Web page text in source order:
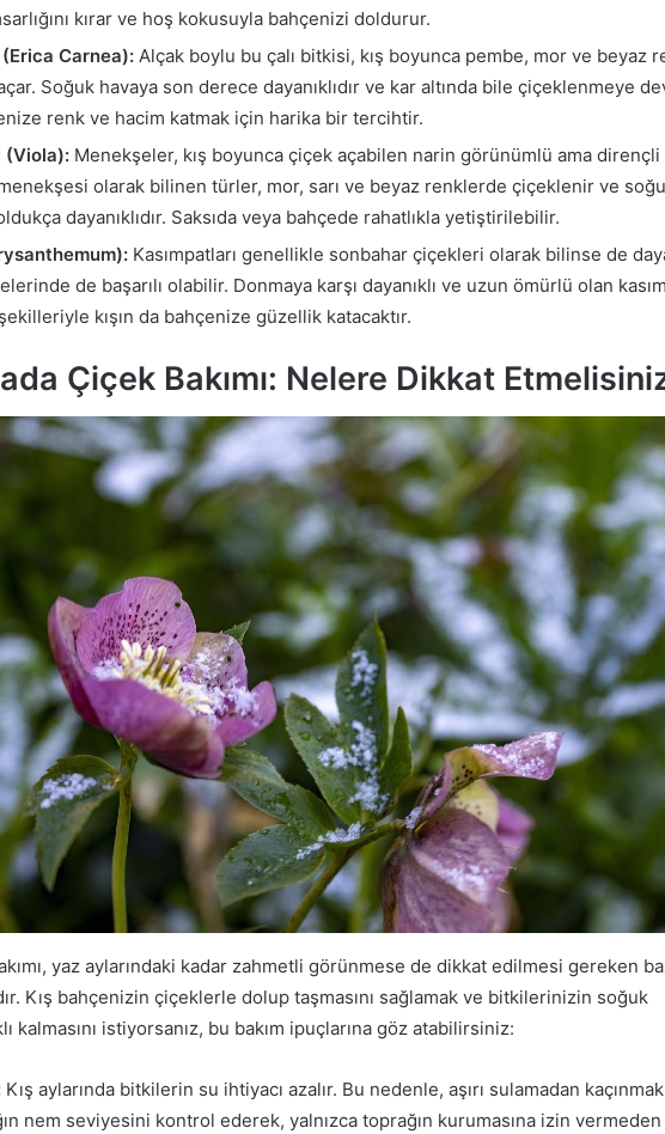
kırar ve hoş kokusuyla bahçenizi doldurur.
(Erica Carnea): Alçak boylu bu çalı bitkisi, kış boyunca pembe, mor ve beyaz
Soğuk havaya son derece dayanıklıdır ve kar altında bile çiçeklenmeye
renk ve hacim katmak için harika bir tercihtir.
(Viola): Menekşeler, kış boyunca çiçek açabilen narin görünümlü ama dirençli
olarak bilinen türler, mor, sarı ve beyaz renklerde çiçeklenir ve
dayanıklıdır. Saksıda veya bahçede rahatlıkla yetiştirilebilir.
Kasımpatları genellikle sonbahar çiçekleri olarak bilinse de
de başarılı olabilir. Donmaya karşı dayanıklı ve uzun ömürlü olan
kışın da bahçenize güzellik katacaktır.
Çiçek Bakımı: Nelere Dikkat
yaz aylarındaki kadar zahmetli görünmese de dikkat edilmesi gereken
Kış bahçenizin çiçeklerle dolup taşmasını sağlamak ve bitkilerinizin soğuk
kalmasını istiyorsanız, bu bakım ipuçlarına göz atabilirsiniz:
Kış aylarında bitkilerin su ihtiyacı azalır. Bu nedenle, aşırı sulamadan kaçınmak
nem seviyesini kontrol ederek, yalnızca toprağın kurumasına izin